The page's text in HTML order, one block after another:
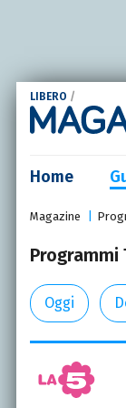
LIBERO /
Home
Magazine
Programmi
Oggi